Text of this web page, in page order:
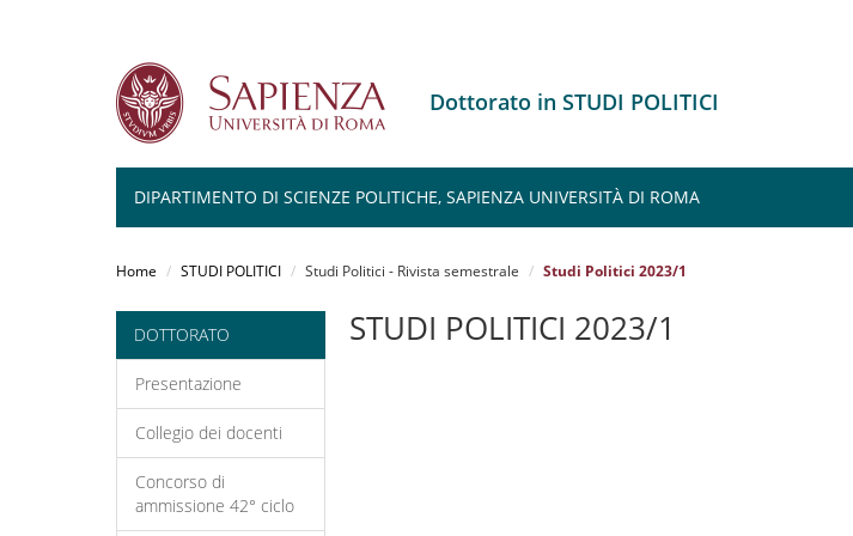
Dottorato in STUDI POLITICI
DIPARTIMENTO DI SCIENZE POLITICHE, SAPIENZA UNIVERSITÀ DI ROMA
Home STUDI POLITICI Studi Politici - Rivista semestrale Studi Politici 2023/1
DOTTORATO
Presentazione
Collegio dei docenti
Concorso di
ammissione 42° ciclo
STUDI POLITICI 2023/1